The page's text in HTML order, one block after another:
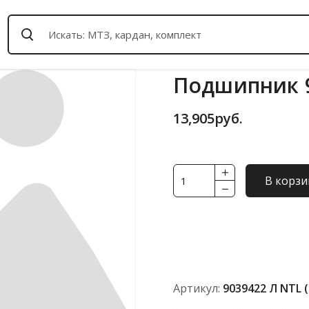
Подшипник
13,905руб.
Количество
товара
В
Артикул: 9039422 Л NTL